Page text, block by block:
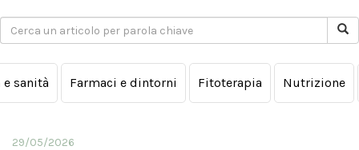
sanità Farmaci e dintorni Fitoterapia Nutrizione
29/05/2026